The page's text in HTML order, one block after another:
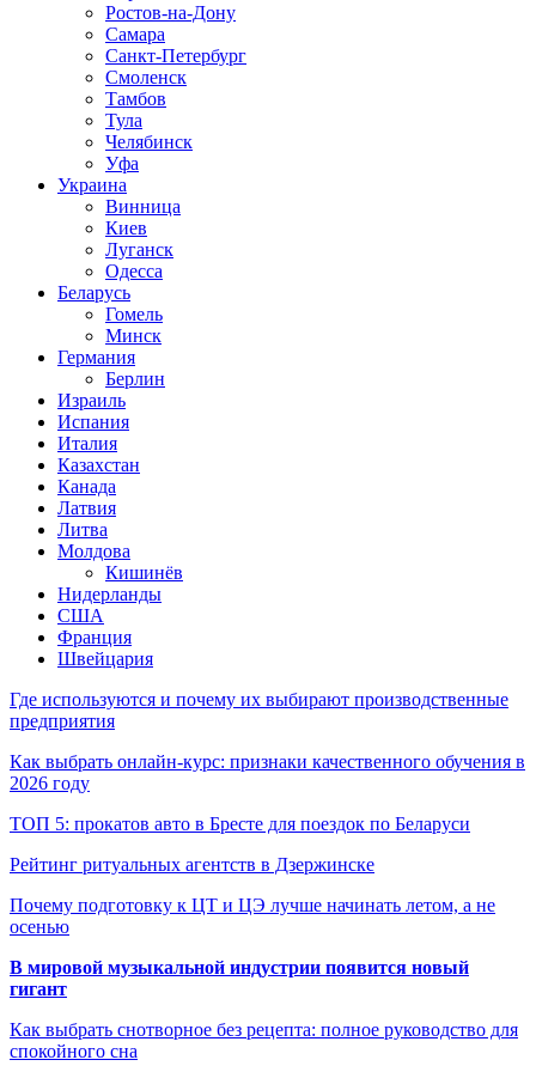
Ростов-на-Дону
Самара
Санкт-Петербург
Смоленск
Тамбов
Тула
Челябинск
Уфа
Украина
Винница
Киев
Луганск
Одесса
Беларусь
Гомель
Минск
Германия
Берлин
Израиль
Испания
Италия
Казахстан
Канада
Латвия
Литва
Молдова
Кишинёв
Нидерланды
США
Франция
Швейцария
Где используются и почему их выбирают производственные
предприятия
Как выбрать онлайн-курс: признаки качественного обучения в
2026 году
ТОП 5: прокатов авто в Бресте для поездок по Беларуси
Рейтинг ритуальных агентств в Дзержинске
Почему подготовку к ЦТ и ЦЭ лучше начинать летом, а не
осенью
В мировой музыкальной индустрии появится новый
гигант
Как выбрать снотворное без рецепта: полное руководство для
спокойного сна